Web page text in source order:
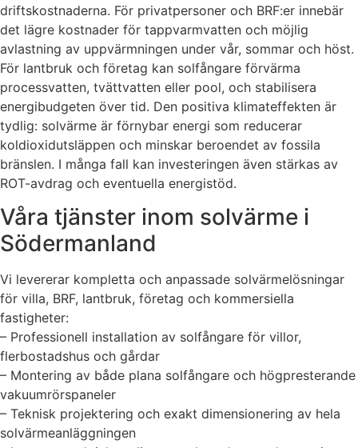
driftskostnaderna. För privatpersoner och BRF:er innebär
det lägre kostnader för tappvarmvatten och möjlig
avlastning av uppvärmningen under vår, sommar och höst.
För lantbruk och företag kan solfångare förvärma
processvatten, tvättvatten eller pool, och stabilisera
energibudgeten över tid. Den positiva klimateffekten är
tydlig: solvärme är förnybar energi som reducerar
koldioxidutsläppen och minskar beroendet av fossila
bränslen. I många fall kan investeringen även stärkas av
ROT-avdrag och eventuella energistöd.
Våra tjänster inom solvärme i
Södermanland
Vi levererar kompletta och anpassade solvärmelösningar
för villa, BRF, lantbruk, företag och kommersiella
fastigheter:
– Professionell installation av solfångare för villor,
flerbostadshus och gårdar
– Montering av både plana solfångare och högpresterande
vakuumrörspaneler
– Teknisk projektering och exakt dimensionering av hela
solvärmeanläggningen